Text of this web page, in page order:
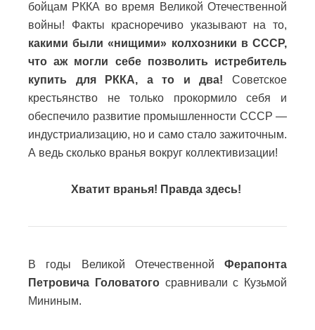
бойцам РККА во время Великой Отечественной
войны! Факты красноречиво указывают на то,
какими были «нищими» колхозники в СССР,
что аж могли себе позволить истребитель
купить для РККА, а то и два! Советское
крестьянство не только прокормило себя и
обеспечило развитие промышленности СССР —
индустриализацию, но и само стало зажиточным.
А ведь сколько вранья вокруг коллективизации!
Хватит вранья! Правда здесь!
В годы Великой Отечественной Ферапонта
Петровича Головатогосравнивали с Кузьмой
Мининым.